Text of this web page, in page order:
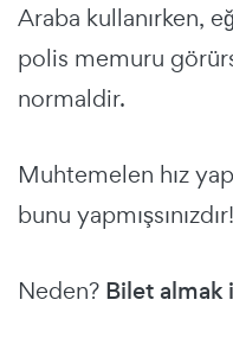
Araba kullanırken,
polis memuru
normaldir.
Muhtemelen hız
bunu yapmışsınızdır!
Neden? Bilet almak